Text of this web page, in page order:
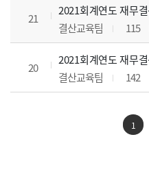
21
2021회계연도 재무
결산교육팀
115
20
2021회계연도 재무
결산교육팀
142
1